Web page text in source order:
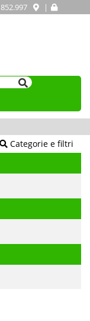
|
Categorie e filtri